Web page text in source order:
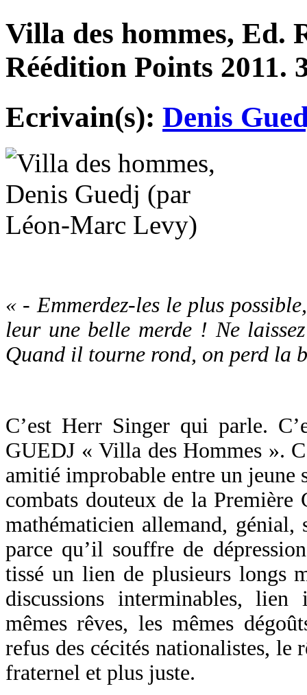
Villa des hommes, Ed.
Réédition Points 2011.
Ecrivain(s): Denis
« - Emmerdez-les le plus
leur une belle merde ! Ne
Quand il tourne rond, on perd la
C’est Herr Singer qui parle.
GUEDJ « Villa des Hommes ».
amitié improbable entre un jeune
combats douteux de la
mathématicien allemand,
parce qu’il souffre de
tissé un lien de plusieurs longs
discussions interminables, lien
mêmes rêves, les mêmes
refus des cécités nationalistes, le
fraternel et plus juste.